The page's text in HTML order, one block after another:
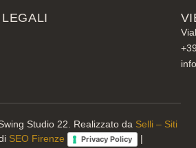
Studio 22. Realizzato da Selli – Siti
SEO Firenze Privacy Policy |